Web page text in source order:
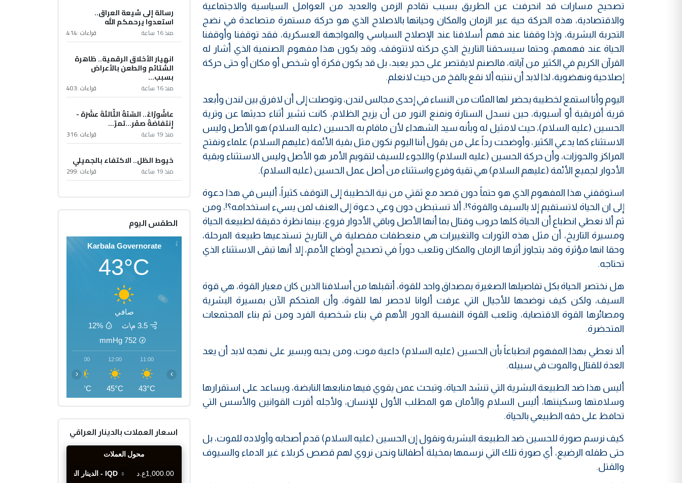
تصحيح مسارات قد انحرفت عن الطريق بسبب تقادم الزمن والعديد من العوامل السياسية والاجتماعية
والاقتصادية، هذه الحركة حية عبر الزمان والمكان وحياتها بالاصلاح الذي هو حركة مستمرة متصاعدة في نضج
التجربة البشرية، وإذا وقفنا عند فهم أسلافنا عند الإصلاح السياسي والمواجهة العسكرية، فقد توقفنا وأوقفنا
الحياة عند فهمهم، وحتما سيسحقنا التاريخ الذي حركته لاتتوقف، وقد يكون هذا مفهوم الصنمية الذي أشار له
القرآن الكريم في الكثير من آياته، فالصنم لايقتصر على حجر يعبد، بل قد يكون فكرة أو شخص أو مكان أو حتى حركة
إصلاحية ونهضوية، لذا لابد أن ننتبه ألا نقع بالفخ من حيث لانعلم.
اليوم وأنا استمع لخطيبة يحضر لها المئات من النساء في إحدى مجالس لندن، وتوصلت إلى أن لافرق بين لندن وأبعد
قرية أفريقية أو آسيوية، حين نسدل الستارة ونمنع النور من أن يزيح الظلام، كانت تشير أثناء حديثها عن وترية
الحسين (عليه السلام)، حيث لامثيل له وبأنه سيد الشهداء لأن ماقام به الحسين (عليه السلام) هو الأصل وليس
الاستثناء كما يدعي الكثير، وأوضحت رداً على من يقول أننا اليوم نكون مثل بقية الأئمة (عليهم السلام) علماء ونفتح
المراكز والحوزات، وأن حركة الحسين (عليه السلام) واللجوء للسيف لتقويم الأمر هو الأصل وليس الاستثناء وبقية
الأدوار لجميع الأئمة (عليهم السلام) هي تقية وفرع واستثناء من أصل عمل الحسين (عليه السلام).
استوقفني هذا المفهوم الذي هو حتماً دون قصد مع ثقتي من نية الخطيبة إلى التوقف كثيراً، أليس في هذا دعوة
إلى ان الحياة لاتستقيم إلا بالسيف والقوة؟!، ألا تستبطن دون وعي دعوة إلى العنف لمن يسيء استخدامه؟!، ومن
ثم ألا نعطي انطباع أن الحياة كلها حروب وقتال بما أنها الأصل وباقي الأدوار فروع، بينما نظرة دقيقة لطبيعة الحياة
ومسيرة التاريخ، أن مثل هذه الثورات والتغييرات هي منعطفات مفصلية في التاريخ تستدعيها طبيعة المرحلة،
وحقا انها مؤثرة وقد يتجاوز أثرها الزمان والمكان وتلعب دوراً في تصحيح أوضاع الأمم، إلا أنها تبقى الاستثناء الذي
تحتاجه.
هل نختصر الحياة بكل تفاصيلها الصغيرة بمصداق واحد للقوة، أتقبلها من أسلافنا الذين كان معيار القوة، هي قوة
السيف، ولكن كيف نوضحها للأجيال التي عرفت ألوانا لاحصر لها للقوة، وأن المتحكم الآن بمسيرة البشرية
ومصائرها القوة الاقتصاية، وتلعب القوة النفسية الدور الأهم في بناء شخصية الفرد ومن ثم بناء المجتمعات
المتحضرة.
ألا نعطي بهذا المفهوم انطباعاً بأن الحسين (عليه السلام) داعية موت، ومن يحبه ويسير على نهجه لابد أن يعد
العدة للقتال والموت في سبيله.
أليس هذا ضد الطبيعة البشرية التي تنشد الحياة، وتبحث عمن يقوي فيها منابعها النابضة، ويساعد على استقرارها
وسلامتها وسكينتها، أليس السلام والأمان هو المطلب الأول للإنسان، ولأجله أقرت القوانين والأسس التي
تحافظ على حقه الطبيعي بالحياة.
كيف نرسم صورة للحسين ضد الطبيعة البشرية ونقول إن الحسين (عليه السلام) قدم أصحابه وأولاده للموت، بل
حتى طفله الرضيع، أي صورة تلك التي نرسمها بمخيلة أطفالنا ونحن نروي لهم قصص كربلاء غير الدماء والسيوف
والقتل.
رسالة إلى شيعة العراق..
استعدوا يرحمكم الله
منذ 16 ساعة قراءات :414
انهيار الأخلاق الرقمية.. ظاهرة
الشتائم والطعن بالأعراض
بسبب...
منذ 16 ساعة قراءات :403
عاشُورْاءُ.. السّنَةُ الثّالثةَ عشَرَة -
إِنتفاضةُ صفَر…تمرّ...
منذ 19 ساعة قراءات :316
خيوط الظل.. الاكتفاء بالجميلي
منذ 19 ساعة قراءات :299
الطقس اليوم
Karbala Governorate
43°C
صافي
3.5 م\ث
12%
752
mmHg
11:00
43°C
12:00
45°C
13:00
45°C
‹ ›
اسعار العملات بالدينار العراقي